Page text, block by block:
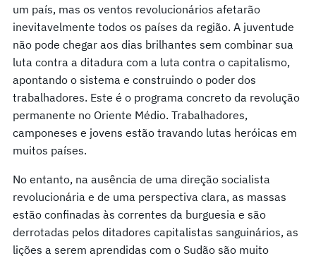
um país, mas os ventos revolucionários afetarão
inevitavelmente todos os países da região. A juventude
não pode chegar aos dias brilhantes sem combinar sua
luta contra a ditadura com a luta contra o capitalismo,
apontando o sistema e construindo o poder dos
trabalhadores. Este é o programa concreto da revolução
permanente no Oriente Médio. Trabalhadores,
camponeses e jovens estão travando lutas heróicas em
muitos países.
No entanto, na ausência de uma direção socialista
revolucionária e de uma perspectiva clara, as massas
estão confinadas às correntes da burguesia e são
derrotadas pelos ditadores capitalistas sanguinários, as
lições a serem aprendidas com o Sudão são muito